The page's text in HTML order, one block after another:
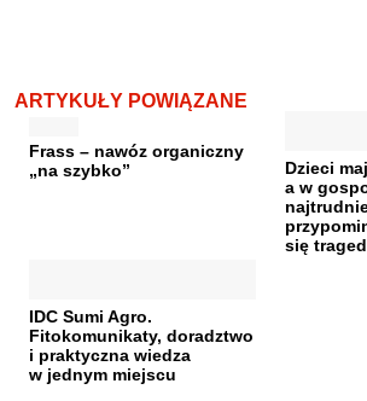
ARTYKUŁY POWIĄZANE
Frass – nawóz organiczny
„na szybko”
Dzieci
a w
się
IDC Sumi Agro.
Fitokomunikaty, doradztwo
i praktyczna wiedza
w jednym miejscu